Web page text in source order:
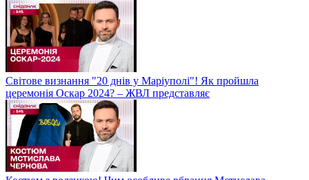
Світове визнання "20 днів у Маріуполі"! Як пройшла
церемонія Оскар 2024? – ЖВЛ представляє